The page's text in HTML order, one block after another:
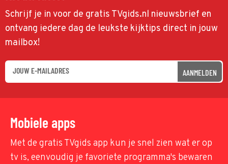
Schrijf je in voor de gratis TVgids.nl nieuwsbrief en
ontvang iedere dag de leukste kijktips direct in jouw
mailbox!
AANMELDEN
Mobiele apps
Met de gratis TVgids app kun je snel zien wat er op
tv is, eenvoudig je favoriete programma's bewaren